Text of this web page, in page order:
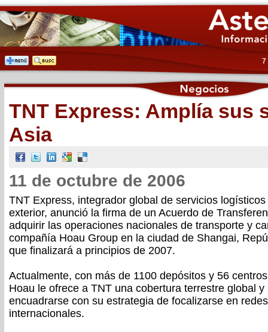
7
TNT Express: Amplía sus
Asia
11 de octubre de 2006
TNT Express, integrador global de servicios
exterior, anunció la firma de un Acuerdo de
adquirir las operaciones nacionales de transporte y
compañía Hoau Group en la ciudad de Shangai,
que finalizará a principios de 2007.
Actualmente, con más de 1100 depósitos y 56
Hoau le ofrece a TNT una cobertura terrestre global
encuadrarse con su estrategia de focalizarse en
internacionales.